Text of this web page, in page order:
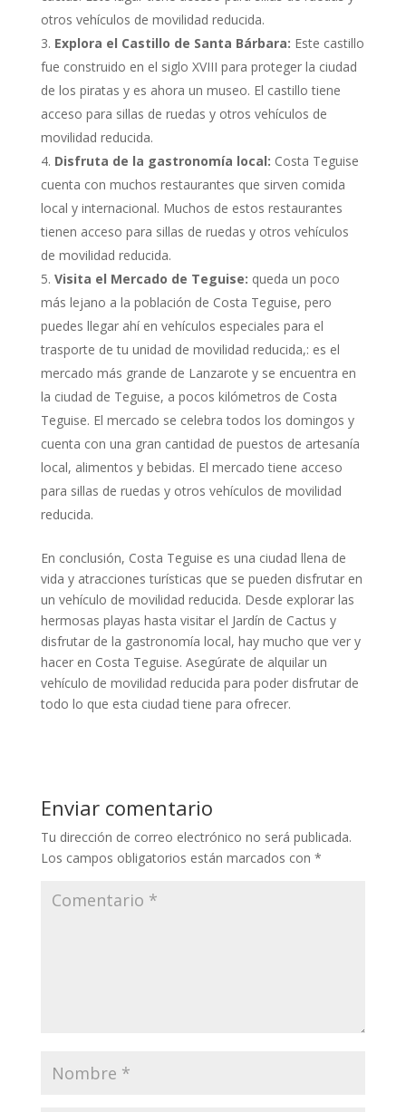
otros vehículos de movilidad reducida.
Explora el Castillo de Santa Bárbara: Este castillo
fue construido en el siglo XVIII para proteger la ciudad
de los piratas y es ahora un museo. El castillo tiene
acceso para sillas de ruedas y otros vehículos de
movilidad reducida.
Disfruta de la gastronomía local: Costa Teguise
cuenta con muchos restaurantes que sirven comida
local y internacional. Muchos de estos restaurantes
tienen acceso para sillas de ruedas y otros vehículos
de movilidad reducida.
Visita el Mercado de Teguise: queda un poco
más lejano a la población de Costa Teguise, pero
puedes llegar ahí en vehículos especiales para el
trasporte de tu unidad de movilidad reducida,: es el
mercado más grande de Lanzarote y se encuentra en
la ciudad de Teguise, a pocos kilómetros de Costa
Teguise. El mercado se celebra todos los domingos y
cuenta con una gran cantidad de puestos de artesanía
local, alimentos y bebidas. El mercado tiene acceso
para sillas de ruedas y otros vehículos de movilidad
reducida.
En conclusión, Costa Teguise es una ciudad llena de
vida y atracciones turísticas que se pueden disfrutar en
un vehículo de movilidad reducida. Desde explorar las
hermosas playas hasta visitar el Jardín de Cactus y
disfrutar de la gastronomía local, hay mucho que ver y
hacer en Costa Teguise. Asegúrate de alquilar un
vehículo de movilidad reducida para poder disfrutar de
todo lo que esta ciudad tiene para ofrecer.
Enviar comentario
Tu dirección de correo electrónico no será publicada.
Los campos obligatorios están marcados con *